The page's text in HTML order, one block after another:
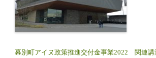
幕別町アイヌ政策推進交付金事業2022 関連